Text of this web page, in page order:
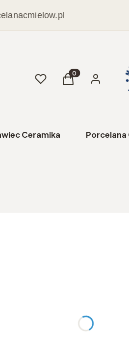
UlubioneProdukty w
Koszyk Zaloguj się
Ceramika Porcelana